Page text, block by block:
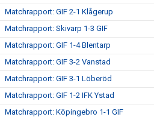
Matchrapport: GIF 2-1 Klågerup
Matchrapport: Skivarp 1-3 GIF
Matchrapport: GIF 1-4 Blentarp
Matchrapport: GIF 3-2 Vanstad
Matchrapport: GIF 3-1 Löberöd
Matchrapport: GIF 1-2 IFK Ystad
Matchrapport: Köpingebro 1-1 GIF